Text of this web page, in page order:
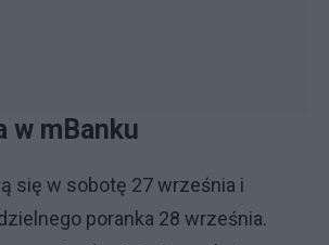
w mBanku
się w sobotę 27 września i
poranka 28 września.